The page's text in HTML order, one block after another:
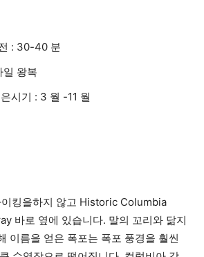
: 30-40 분
일 왕복
시기 : 3 월 -11 월
킹을하지 않고 Historic Columbia
바로 옆에 있습니다. 말의 꼬리와 닮지
이름을 얻은 폭포는 폭포 풍경을 훨씬